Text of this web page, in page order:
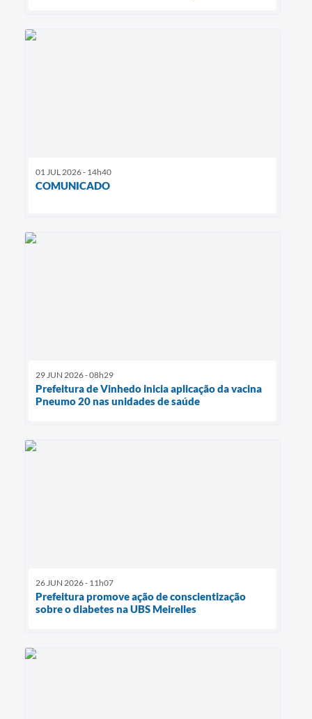
01 JUL 2026 - 14h40
COMUNICADO
29 JUN 2026 - 08h29
Prefeitura de Vinhedo inicia aplicação da vacina
Pneumo 20 nas unidades de saúde
26 JUN 2026 - 11h07
Prefeitura promove ação de conscientização
sobre o diabetes na UBS Meirelles